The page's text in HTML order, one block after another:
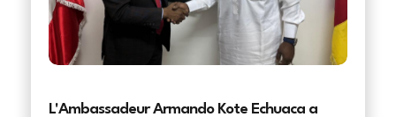
L'Ambassadeur Armando Kote Echuaca a